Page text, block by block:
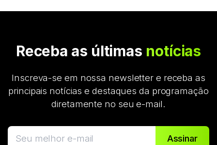
Receba as últimas notícias
Inscreva-se em nossa newsletter e receba as
principais notícias e destaques da programação
diretamente no seu e-mail.
Assinar